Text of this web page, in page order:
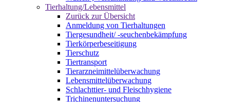
Tierhaltung/Lebensmittel
Zurück zur Übersicht
Anmeldung von Tierhaltungen
Tiergesundheit/ -seuchenbekämpfung
Tierkörperbeseitigung
Tierschutz
Tiertransport
Tierarzneimittelüberwachung
Lebensmittelüberwachung
Schlachttier- und Fleischhygiene
Trichinenuntersuchung